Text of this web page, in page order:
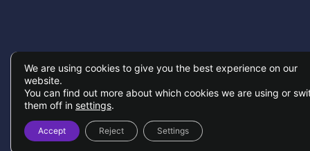
We are using cookies to give you the best experience on our
website.
You can find out more about which cookies we are using or
them off in settings.
Accept Reject Settings